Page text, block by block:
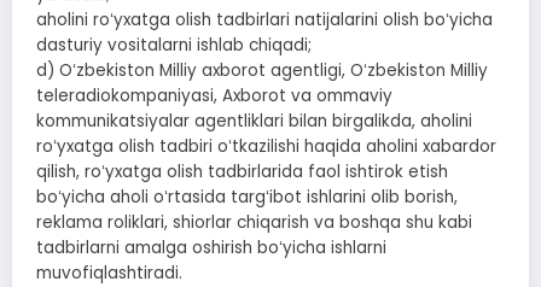
aholini roʻyxatga olish tadbirlari natijalarini olish boʻyicha
dasturiy vositalarni ishlab chiqadi;
d) Oʻzbekiston Milliy axborot agentligi, Oʻzbekiston Milliy
teleradiokompaniyasi, Axborot va ommaviy
kommunikatsiyalar agentliklari bilan birgalikda, aholini
roʻyxatga olish tadbiri oʻtkazilishi haqida aholini xabardor
qilish, roʻyxatga olish tadbirlarida faol ishtirok etish
boʻyicha aholi oʻrtasida targʻibot ishlarini olib borish,
reklama roliklari, shiorlar chiqarish va boshqa shu kabi
tadbirlarni amalga oshirish boʻyicha ishlarni
muvofiqlashtiradi.